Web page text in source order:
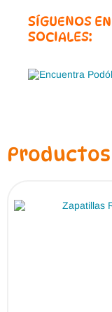
SÍGUENOS
SOCIALES: